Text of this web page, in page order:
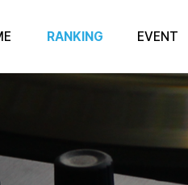
RANKING EVENT